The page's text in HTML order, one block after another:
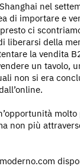
nel
di importare e
ci
liberarsi della
la vendita
un tavolo,
non si era
non più